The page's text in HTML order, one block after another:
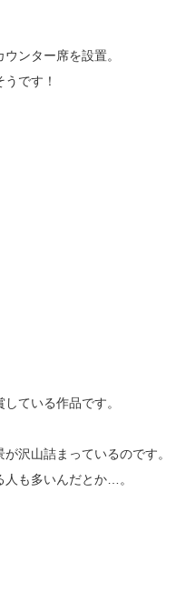
ンター席を設置。
です！
ている作品です。
沢山詰まっているのです。
も多いんだとか…。